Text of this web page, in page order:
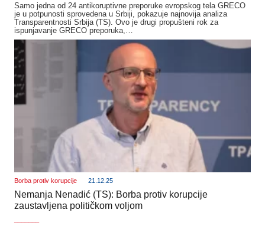
Samo jedna od 24 antikoruptivne preporuke evropskog telа GRECO
je u potpunosti sprovedena u Srbiji, pokazuje najnovija analiza
Transparentnosti Srbija (TS). Ovo je drugi propušteni rok za
ispunjavanje GRECO preporuka,…
Borba protiv korupcije 21.12.25
Nemanja Nenadić (TS): Borba protiv korupcije
zaustavljena političkom voljom